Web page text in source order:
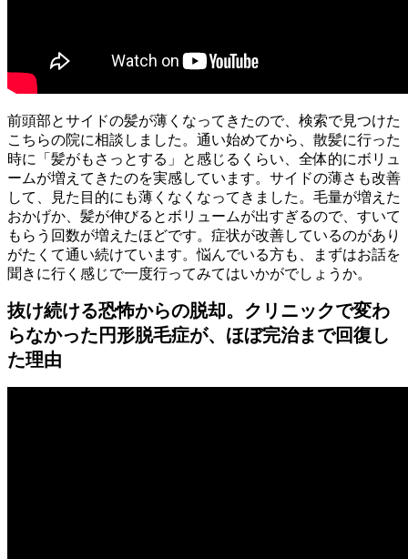
前頭部とサイドの髪が薄くなってきたので、検索で見つけた
こちらの院に相談しました。通い始めてから、散髪に行った
時に「髪がもさっとする」と感じるくらい、全体的にボリュ
ームが増えてきたのを実感しています。サイドの薄さも改善
して、見た目的にも薄くなくなってきました。毛量が増えた
おかげか、髪が伸びるとボリュームが出すぎるので、すいて
もらう回数が増えたほどです。症状が改善しているのがあり
がたくて通い続けています。悩んでいる方も、まずはお話を
聞きに行く感じで一度行ってみてはいかがでしょうか。
抜け続ける恐怖からの脱却。クリニックで変わ
らなかった円形脱毛症が、ほぼ完治まで回復し
た理由